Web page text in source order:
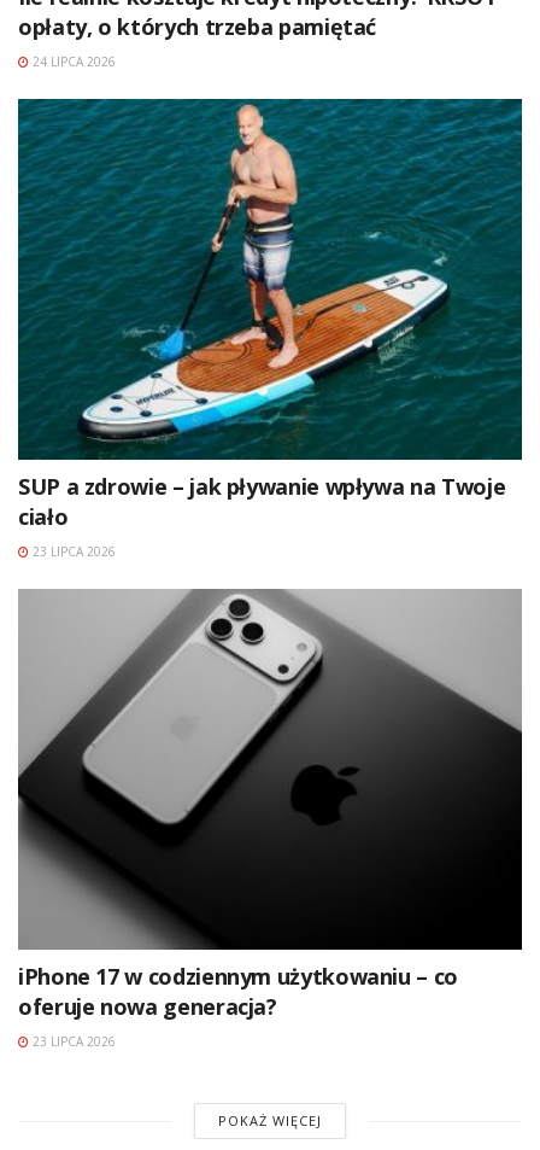
opłaty, o których trzeba pamiętać
24 LIPCA 2026
SUP a zdrowie – jak pływanie wpływa na Twoje
ciało
23 LIPCA 2026
iPhone 17 w codziennym użytkowaniu – co
oferuje nowa generacja?
23 LIPCA 2026
POKAŻ WIĘCEJ